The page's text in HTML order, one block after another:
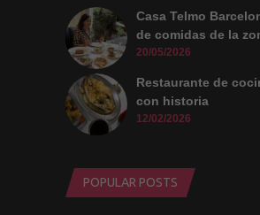
Casa Telmo
de comidas de la
20/05/2026
Restaurante de
con historia
12/02/2026
POPULAR POSTS